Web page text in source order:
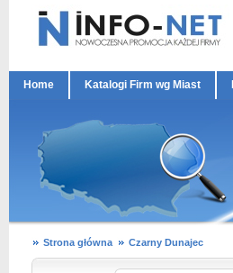
Home Katalogi Firm wg Miast
Strona główna Czarny Dunajec